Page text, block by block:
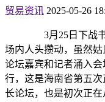
贸易资讯 2025-05-26
3月25日下战书
场内人头攒动，虽然
论坛嘉宾和记者涌入
行，这是海南省第五
长论坛，也是初次正